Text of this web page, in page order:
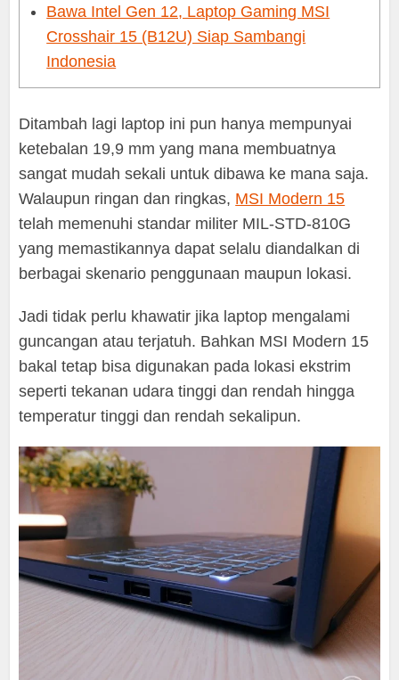
Bawa Intel Gen 12, Laptop Gaming MSI
Crosshair 15 (B12U) Siap Sambangi
Indonesia
Ditambah lagi laptop ini pun hanya mempunyai
ketebalan 19,9 mm yang mana membuatnya
sangat mudah sekali untuk dibawa ke mana saja.
Walaupun ringan dan ringkas, MSI Modern 15
telah memenuhi standar militer MIL-STD-810G
yang memastikannya dapat selalu diandalkan di
berbagai skenario penggunaan maupun lokasi.
Jadi tidak perlu khawatir jika laptop mengalami
guncangan atau terjatuh. Bahkan MSI Modern 15
bakal tetap bisa digunakan pada lokasi ekstrim
seperti tekanan udara tinggi dan rendah hingga
temperatur tinggi dan rendah sekalipun.